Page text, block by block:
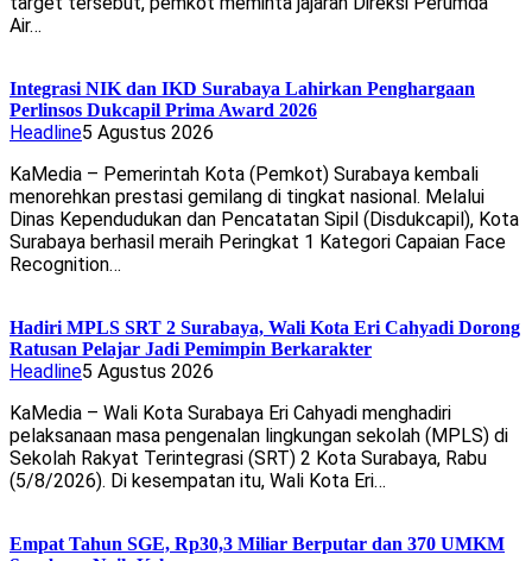
Air…
Integrasi NIK dan IKD Surabaya Lahirkan Penghargaan
Perlinsos Dukcapil Prima Award 2026
Headline5 Agustus 2026
KaMedia – Pemerintah Kota (Pemkot) Surabaya kembali
menorehkan prestasi gemilang di tingkat nasional. Melalui
Dinas Kependudukan dan Pencatatan Sipil (Disdukcapil), Kota
Surabaya berhasil meraih Peringkat 1 Kategori Capaian Face
Recognition…
Hadiri MPLS SRT 2 Surabaya, Wali Kota Eri Cahyadi Dorong
Ratusan Pelajar Jadi Pemimpin Berkarakter
Headline5 Agustus 2026
KaMedia – Wali Kota Surabaya Eri Cahyadi menghadiri
pelaksanaan masa pengenalan lingkungan sekolah (MPLS) di
Sekolah Rakyat Terintegrasi (SRT) 2 Kota Surabaya, Rabu
(5/8/2026). Di kesempatan itu, Wali Kota Eri…
Empat Tahun SGE, Rp30,3 Miliar Berputar dan 370 UMKM